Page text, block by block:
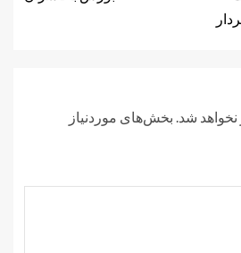
شد. بخش‌های موردنیاز